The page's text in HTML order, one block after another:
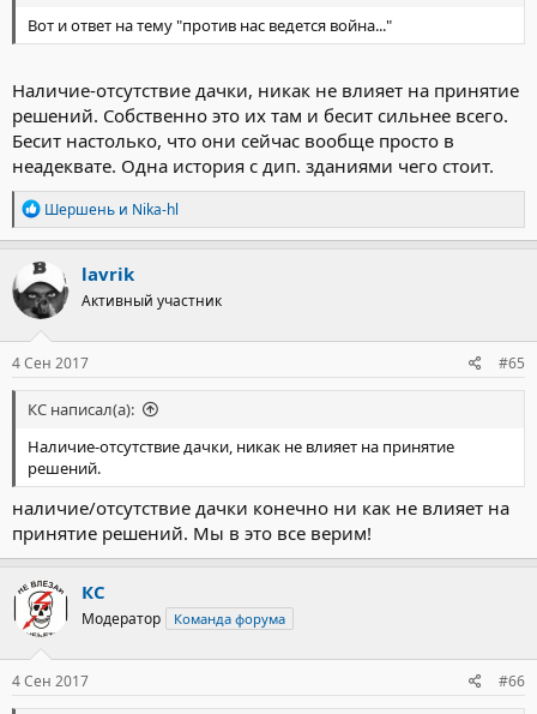
Вот и ответ на тему "против нас ведется война..."
Наличие-отсутствие дачки, никак не влияет на принятие
решений. Собственно это их там и бесит сильнее всего.
Бесит настолько, что они сейчас вообще просто в
неадеквате. Одна история с дип. зданиями чего стоит.
Р
е
а
к
ц
и
и
:
Шершень и Nika-hl
lavrik
Активный участник
4 Сен 2017 #65
КС написал(а):
Наличие-отсутствие дачки, никак не влияет на принятие
решений.
наличие/отсутствие дачки конечно ни как не влияет на
принятие решений. Мы в это все верим!
КС
Модератор Команда форума
4 Сен 2017 #66